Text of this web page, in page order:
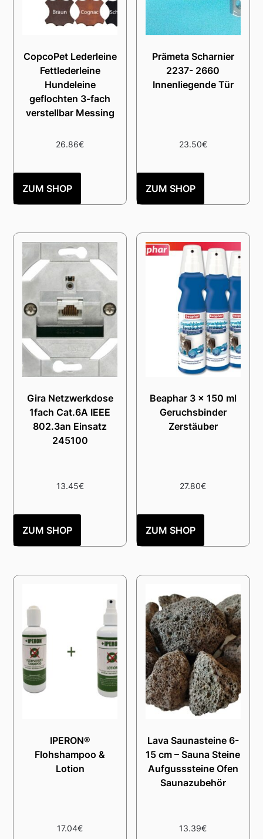
CopcoPet Lederleine
Fettlederleine
Hundeleine
geflochten 3-fach
verstellbar Messing
26.86€
ZUM SHOP
Prämeta Scharnier
2237- 2660
Innenliegende Tür
23.50€
ZUM SHOP
Gira Netzwerkdose
1fach Cat.6A IEEE
802.3an Einsatz
245100
13.45€
ZUM SHOP
Beaphar 3 x 150 ml
Geruchsbinder
Zerstäuber
27.80€
ZUM SHOP
IPERON®
Flohshampoo &
Lotion
17.04€
Lava Saunasteine 6-
15 cm – Sauna Steine
Aufgusssteine Ofen
Saunazubehör
13.39€